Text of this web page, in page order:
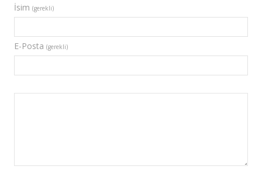
İsim (gerekli)
E-Posta (gerekli)